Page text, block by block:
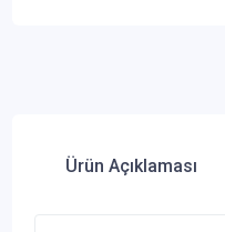
Ürün Açıklaması